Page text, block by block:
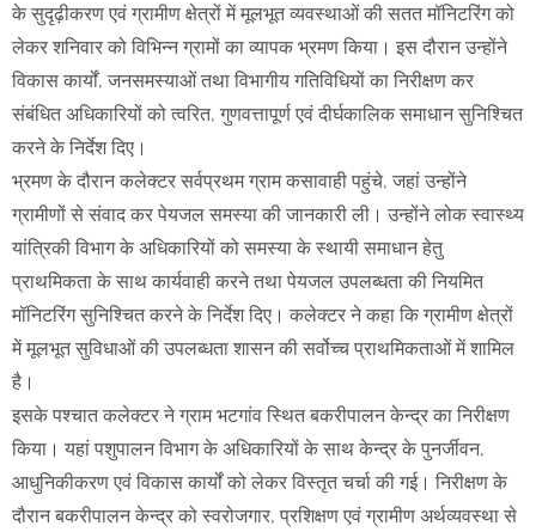
के सुदृढ़ीकरण एवं ग्रामीण क्षेत्रों में मूलभूत व्यवस्थाओं की सतत मॉनिटरिंग को
लेकर शनिवार को विभिन्न ग्रामों का व्यापक भ्रमण किया। इस दौरान उन्होंने
विकास कार्यों, जनसमस्याओं तथा विभागीय गतिविधियों का निरीक्षण कर
संबंधित अधिकारियों को त्वरित, गुणवत्तापूर्ण एवं दीर्घकालिक समाधान सुनिश्चित
करने के निर्देश दिए।
भ्रमण के दौरान कलेक्टर सर्वप्रथम ग्राम कसावाही पहुंचे, जहां उन्होंने
ग्रामीणों से संवाद कर पेयजल समस्या की जानकारी ली। उन्होंने लोक स्वास्थ्य
यांत्रिकी विभाग के अधिकारियों को समस्या के स्थायी समाधान हेतु
प्राथमिकता के साथ कार्यवाही करने तथा पेयजल उपलब्धता की नियमित
मॉनिटरिंग सुनिश्चित करने के निर्देश दिए। कलेक्टर ने कहा कि ग्रामीण क्षेत्रों
में मूलभूत सुविधाओं की उपलब्धता शासन की सर्वोच्च प्राथमिकताओं में शामिल
है।
इसके पश्चात कलेक्टर ने ग्राम भटगांव स्थित बकरीपालन केन्द्र का निरीक्षण
किया। यहां पशुपालन विभाग के अधिकारियों के साथ केन्द्र के पुनर्जीवन,
आधुनिकीकरण एवं विकास कार्यों को लेकर विस्तृत चर्चा की गई। निरीक्षण के
दौरान बकरीपालन केन्द्र को स्वरोजगार, प्रशिक्षण एवं ग्रामीण अर्थव्यवस्था से